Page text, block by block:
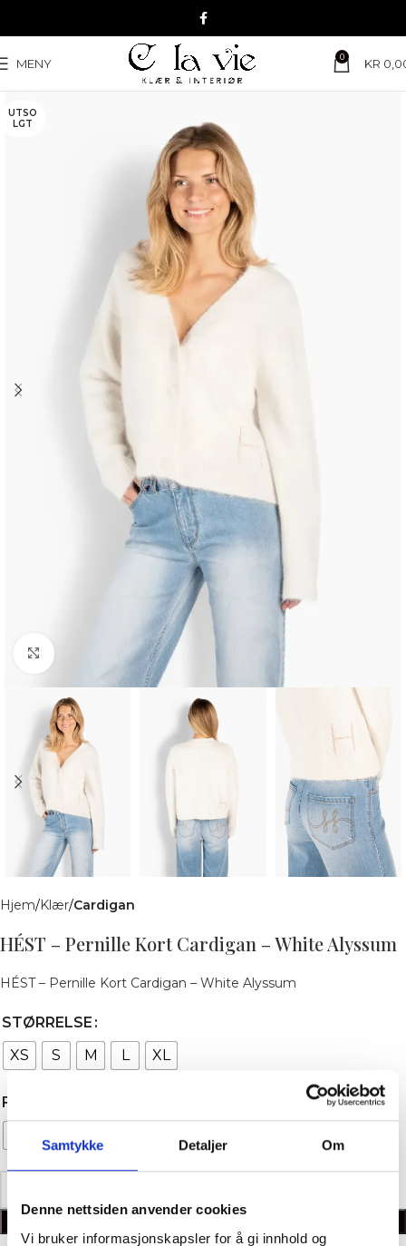
Samtykke Detaljer Om
Denne nettsiden anvender cookies
Vi bruker informasjonskapsler for å gi innhold og
MENY 0 KR
UTSO
LGT
Klikk for å forstørre
Hjem Klær Cardigan
HÉST – Pernille Kort Cardigan – White Alyssum
HÉST – Pernille Kort Cardigan – White Alyssum
STØRRELSE
XS
S M L XL
FARGE